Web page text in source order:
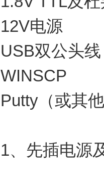
12V电源
USB双公头线
WINSCP
Putty（或其
1、先插电源